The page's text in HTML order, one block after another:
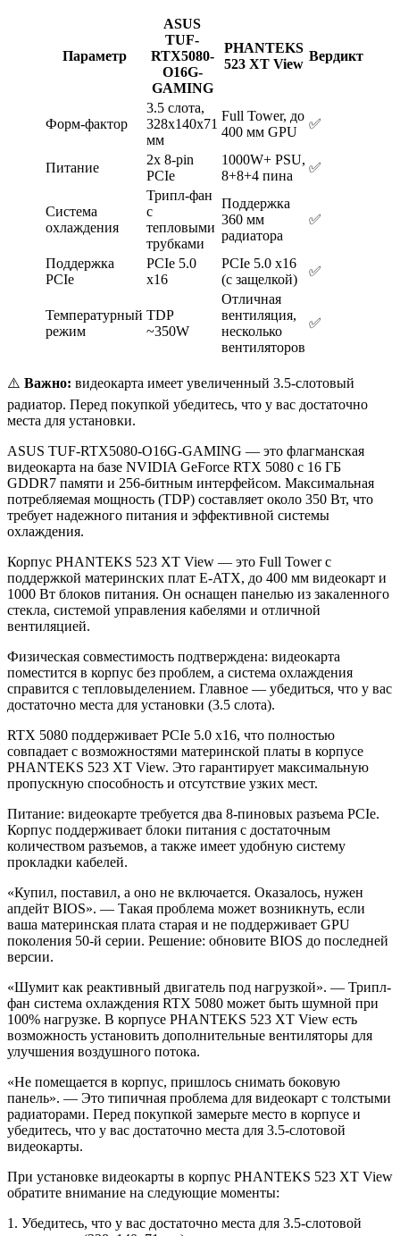
Параметр
ASUS
TUF-
RTX5080-
O16G-
GAMING
PHANTEKS
523 XT View
Вердикт
Форм-фактор
3.5 слота,
328x140x71
мм
Full Tower, до
400 мм GPU
✅
Питание
2x 8-pin
PCIe
1000W+ PSU,
8+8+4 пина
✅
Система
охлаждения
Трипл-фан
с
тепловыми
трубками
Поддержка
360 мм
радиатора
✅
Поддержка
PCIe
PCIe 5.0
x16
PCIe 5.0 x16
(с защелкой)
✅
Температурный
режим
TDP
~350W
Отличная
вентиляция,
несколько
вентиляторов
✅
⚠️ Важно: видеокарта имеет увеличенный 3.5-слотовый
радиатор. Перед покупкой убедитесь, что у вас достаточно
места для установки.
ASUS TUF-RTX5080-O16G-GAMING — это флагманская
видеокарта на базе NVIDIA GeForce RTX 5080 с 16 ГБ
GDDR7 памяти и 256-битным интерфейсом. Максимальная
потребляемая мощность (TDP) составляет около 350 Вт, что
требует надежного питания и эффективной системы
охлаждения.
Корпус PHANTEKS 523 XT View — это Full Tower с
поддержкой материнских плат E-ATX, до 400 мм видеокарт и
1000 Вт блоков питания. Он оснащен панелью из закаленного
стекла, системой управления кабелями и отличной
вентиляцией.
Физическая совместимость подтверждена: видеокарта
поместится в корпус без проблем, а система охлаждения
справится с тепловыделением. Главное — убедиться, что у вас
достаточно места для установки (3.5 слота).
RTX 5080 поддерживает PCIe 5.0 x16, что полностью
совпадает с возможностями материнской платы в корпусе
PHANTEKS 523 XT View. Это гарантирует максимальную
пропускную способность и отсутствие узких мест.
Питание: видеокарте требуется два 8-пиновых разъема PCIe.
Корпус поддерживает блоки питания с достаточным
количеством разъемов, а также имеет удобную систему
прокладки кабелей.
«Купил, поставил, а оно не включается. Оказалось, нужен
апдейт BIOS». — Такая проблема может возникнуть, если
ваша материнская плата старая и не поддерживает GPU
поколения 50-й серии. Решение: обновите BIOS до последней
версии.
«Шумит как реактивный двигатель под нагрузкой». — Трипл-
фан система охлаждения RTX 5080 может быть шумной при
100% нагрузке. В корпусе PHANTEKS 523 XT View есть
возможность установить дополнительные вентиляторы для
улучшения воздушного потока.
«Не помещается в корпус, пришлось снимать боковую
панель». — Это типичная проблема для видеокарт с толстыми
радиаторами. Перед покупкой замерьте место в корпусе и
убедитесь, что у вас достаточно места для 3.5-слотовой
видеокарты.
При установке видеокарты в корпус PHANTEKS 523 XT View
обратите внимание на следующие моменты:
1. Убедитесь, что у вас достаточно места для 3.5-слотовой